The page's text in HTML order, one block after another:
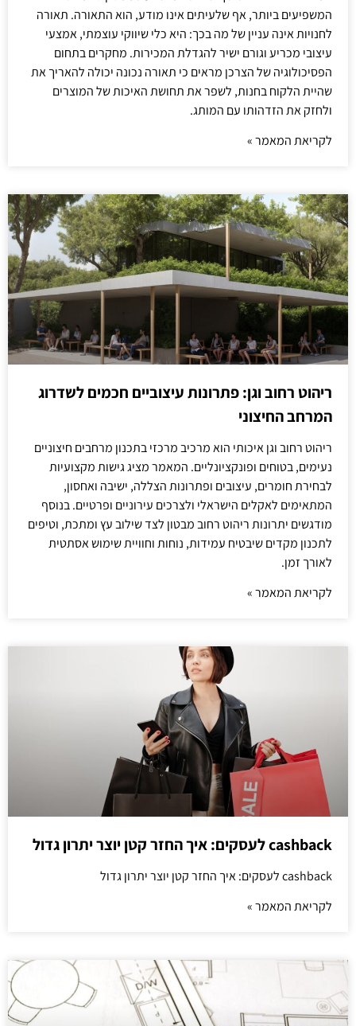
המשפיעים ביותר, אף שלעיתים אינו מודע, הוא התאורה. תאורה
לחנויות אינה עניין של מה בכך: היא כלי שיווקי עוצמתי, אמצעי
עיצובי מכריע וגורם ישיר להגדלת המכירות. מחקרים בתחום
הפסיכולוגיה של הצרכן מראים כי תאורה נכונה יכולה להאריך את
שהיית הלקוח בחנות, לשפר את תחושת האיכות של המוצרים
ולחזק את הזדהותו עם המותג.
לקריאת המאמר »
ריהוט רחוב וגן: פתרונות עיצוביים חכמים לשדרוג
המרחב החיצוני
ריהוט רחוב וגן איכותי הוא מרכיב מרכזי בתכנון מרחבים חיצוניים
נעימים, בטוחים ופונקציונליים. המאמר מציג גישות מקצועיות
לבחירת חומרים, עיצובים ופתרונות הצללה, ישיבה ואחסון,
המתאימים לאקלים הישראלי ולצרכים עירוניים ופרטיים. בנוסף
מודגשים יתרונות ריהוט רחוב מבטון לצד שילוב עץ ומתכת, וטיפים
לתכנון מקדים שיבטיח עמידות, נוחות וחוויית שימוש אסתטית
לאורך זמן.
לקריאת המאמר »
cashback לעסקים: איך החזר קטן יוצר יתרון גדול
cashback לעסקים: איך החזר קטן יוצר יתרון גדול
לקריאת המאמר »